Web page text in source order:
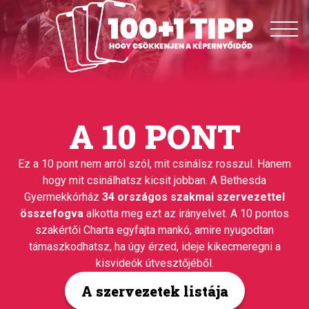
A 10 PONT
Ez a 10 pont nem arról szól, mit csinálsz rosszul. Hanem
hogy mit csinálhatsz kicsit jobban. A Bethesda
Gyermekkórház 34 országos szakmai szervezettel
összefogva alkotta meg ezt az irányelvet. A 10 pontos
szakértői Charta egyfajta mankó, amire nyugodtan
támaszkodhatsz, ha úgy érzed, ideje kikecmeregni a
kisvideók útvesztőjéből.
A szervezetek listája